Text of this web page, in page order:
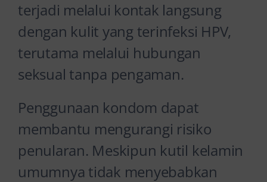
terjadi melalui kontak langsung
dengan kulit yang terinfeksi HPV,
terutama melalui hubungan
seksual tanpa pengaman.
Penggunaan kondom dapat
membantu mengurangi risiko
penularan. Meskipun kutil kelamin
umumnya tidak menyebabkan